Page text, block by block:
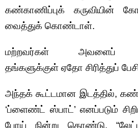
கண்காணிப்புக் கருவியின்
வைத்துக் கொண்டாள்.
மற்றவர்கள் அவளைப்
தங்களுக்குள் ஏதோ சிரித்துப்
அந்தக் கூட்டமான இடத்தில்,
‘ப்ளைண்ட் ஸ்பாட்’ எனப்படும்
போய் நின்று கொண்டு,